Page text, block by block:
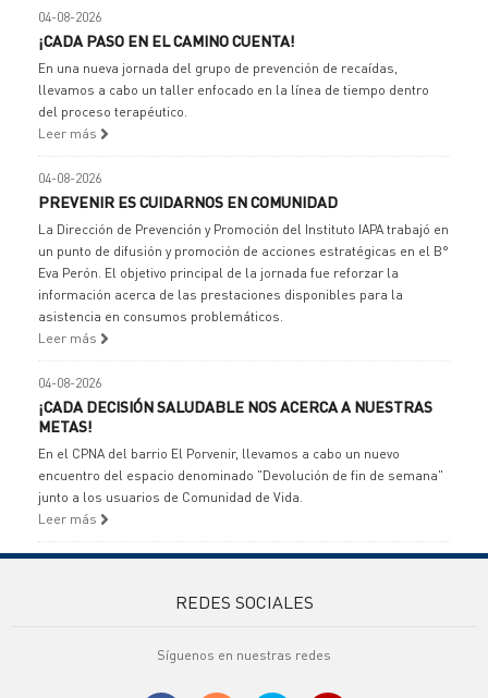
04-08-2026
¡CADA PASO EN EL CAMINO CUENTA!
En una nueva jornada del grupo de prevención de recaídas,
llevamos a cabo un taller enfocado en la línea de tiempo dentro
del proceso terapéutico.
Leer más
04-08-2026
PREVENIR ES CUIDARNOS EN COMUNIDAD
La Dirección de Prevención y Promoción del Instituto IAPA trabajó en
un punto de difusión y promoción de acciones estratégicas en el B°
Eva Perón. El objetivo principal de la jornada fue reforzar la
información acerca de las prestaciones disponibles para la
asistencia en consumos problemáticos.
Leer más
04-08-2026
¡CADA DECISIÓN SALUDABLE NOS ACERCA A NUESTRAS
METAS!
En el CPNA del barrio El Porvenir, llevamos a cabo un nuevo
encuentro del espacio denominado "Devolución de fin de semana"
junto a los usuarios de Comunidad de Vida.
Leer más
REDES SOCIALES
Síguenos en nuestras redes